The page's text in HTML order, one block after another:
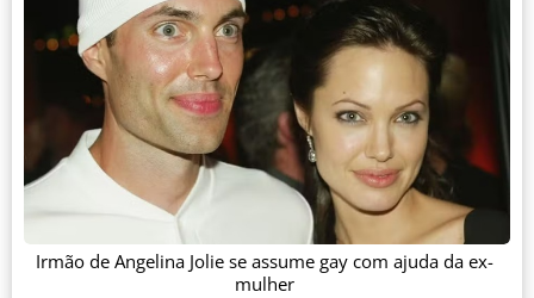
Irmão de Angelina Jolie se assume gay com ajuda da ex-
mulher